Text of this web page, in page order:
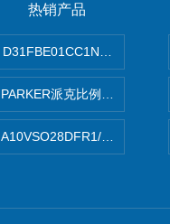
热销产品
PARKER派克比例阀 柱塞泵
A10VSO28DFR1/